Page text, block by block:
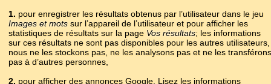
1. pour enregistrer les résultats obtenus par l’utilisateur dans le jeu
Images et mots sur l’appareil de l’utilisateur et pour afficher les
statistiques de résultats sur la page Vos résultats; les informations
sur ces résultats ne sont pas disponibles pour les autres utilisateurs,
nous ne les stockons pas, ne les analysons pas et ne les transférons
pas à d’autres personnes,
2. pour afficher des annonces Google. Lisez les informations